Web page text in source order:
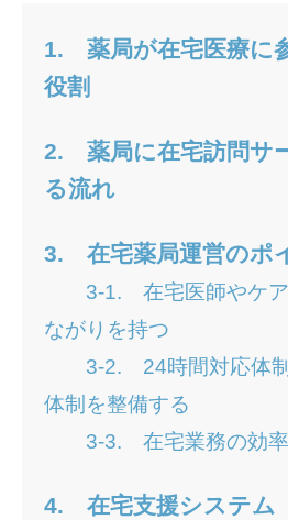
1. 薬局が在宅医療に
役割
2. 薬局に在宅訪問サ
る流れ
3. 在宅薬局運営のポ
3-1. 在宅医師やケ
ながりを持つ
3-2. 24時間対応体
体制を整備する
3-3. 在宅業務の効
4. 在宅支援システム